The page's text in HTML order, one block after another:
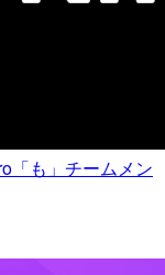
「も」チームメン